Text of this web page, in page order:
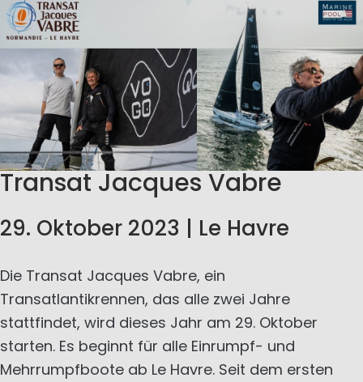
Transat Jacques Vabre
29. Oktober 2023 | Le Havre
Die Transat Jacques Vabre, ein
Transatlantikrennen, das alle zwei Jahre
stattfindet, wird dieses Jahr am 29. Oktober
starten. Es beginnt für alle Einrumpf- und
Mehrrumpfboote ab Le Havre. Seit dem ersten